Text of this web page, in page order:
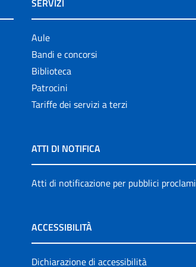
SERVIZI
Aule
Bandi e concorsi
Biblioteca
Patrocini
Tariffe dei servizi a terzi
ATTI DI NOTIFICA
Atti di notificazione per pubblici proclami
ACCESSIBILITÀ
Dichiarazione di accessibilità